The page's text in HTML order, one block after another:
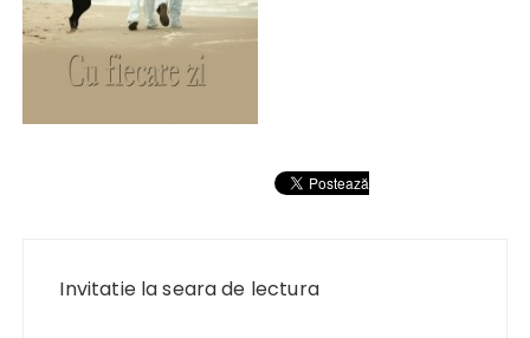
Invitatie la seara de lectura